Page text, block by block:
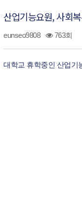
산업기능요원, 사회
eunseo9808 763회
대학교 휴학중인 산업기